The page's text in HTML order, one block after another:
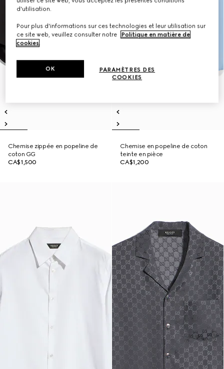
Chemise zippée en popeline de
coton GG
CA$1,500
Chemise en popeline de coton
teinte en pièce
CA$1,200
d'utilisation.
Pour plus d'informations sur ces technologies et leur utilisation sur
ce site web, veuillez consulter notre
Politique en matière de
cookies.
PARAMÈTRES DES
COOKIES
OK